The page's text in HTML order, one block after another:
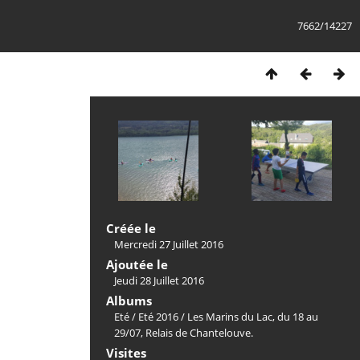
7662/14227
Créée le
Mercredi 27 Juillet 2016
Ajoutée le
Jeudi 28 Juillet 2016
Albums
Eté/ Eté 2016/ Les Marins du Lac, du 18 au
29/07, Relais de Chantelouve.
Visites